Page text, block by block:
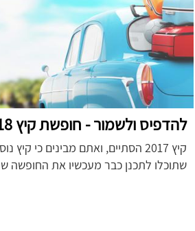
להדפיס ולשמור - חופשת קיץ 2018
קיץ 2017 הסתיים, ואתם מבינים כי
שתוכלו לתכנן כבר מעכשיו את החופשה